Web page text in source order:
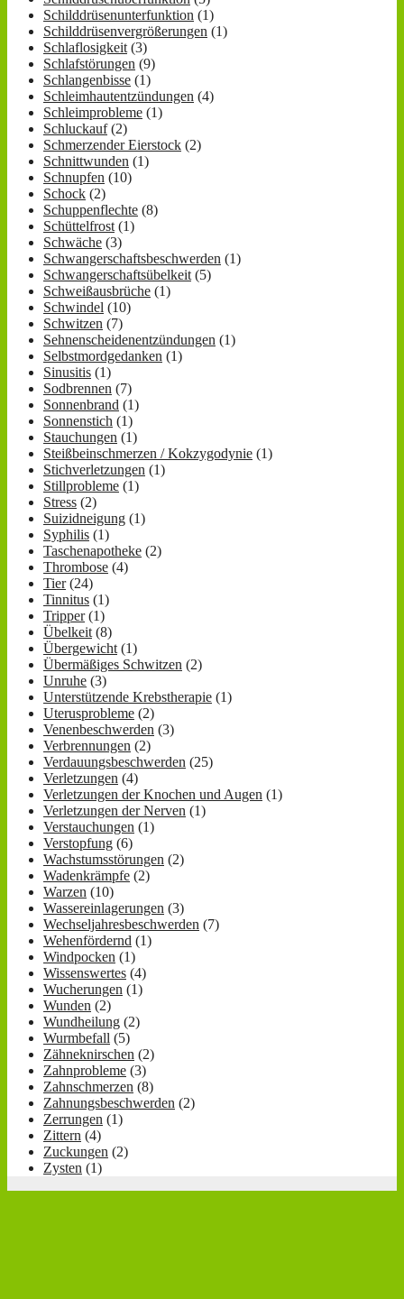
Schilddrüsenunterfunktion (1)
Schilddrüsenvergrößerungen (1)
Schlaflosigkeit(3)
Schlafstörungen (9)
Schlangenbisse (1)
Schleimhautentzündungen (4)
Schleimprobleme (1)
Schluckauf(2)
Schmerzender Eierstock (2)
Schnittwunden (1)
Schnupfen (10)
Schock (2)
Schuppenflechte (8)
Schüttelfrost(1)
Schwäche (3)
Schwangerschaftsbeschwerden (1)
Schwangerschaftsübelkeit(5)
Schweißausbrüche (1)
Schwindel (10)
Schwitzen (7)
Sehnenscheidenentzündungen (1)
Selbstmordgedanken (1)
Sinusitis (1)
Sodbrennen (7)
Sonnenbrand (1)
Sonnenstich (1)
Stauchungen (1)
Steißbeinschmerzen / Kokzygodynie (1)
Stichverletzungen (1)
Stillprobleme (1)
Stress (2)
Suizidneigung (1)
Syphilis (1)
Taschenapotheke (2)
Thrombose (4)
Tier(24)
Tinnitus (1)
Tripper(1)
Übelkeit(8)
Übergewicht(1)
Übermäßiges Schwitzen (2)
Unruhe (3)
Unterstützende Krebstherapie (1)
Uterusprobleme (2)
Venenbeschwerden (3)
Verbrennungen (2)
Verdauungsbeschwerden (25)
Verletzungen (4)
Verletzungen der Knochen und Augen (1)
Verletzungen der Nerven (1)
Verstauchungen (1)
Verstopfung (6)
Wachstumsstörungen (2)
Wadenkrämpfe (2)
Warzen (10)
Wassereinlagerungen (3)
Wechseljahresbeschwerden (7)
Wehenfördernd (1)
Windpocken (1)
Wissenswertes (4)
Wucherungen (1)
Wunden (2)
Wundheilung (2)
Wurmbefall (5)
Zähneknirschen (2)
Zahnprobleme (3)
Zahnschmerzen (8)
Zahnungsbeschwerden (2)
Zerrungen (1)
Zittern (4)
Zuckungen (2)
Zysten (1)